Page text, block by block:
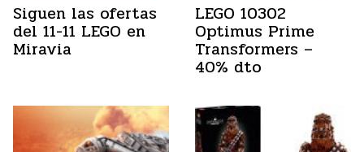
Siguen las ofertas
del 11-11 LEGO en
Miravia
LEGO 10302
Optimus Prime
Transformers –
40% dto